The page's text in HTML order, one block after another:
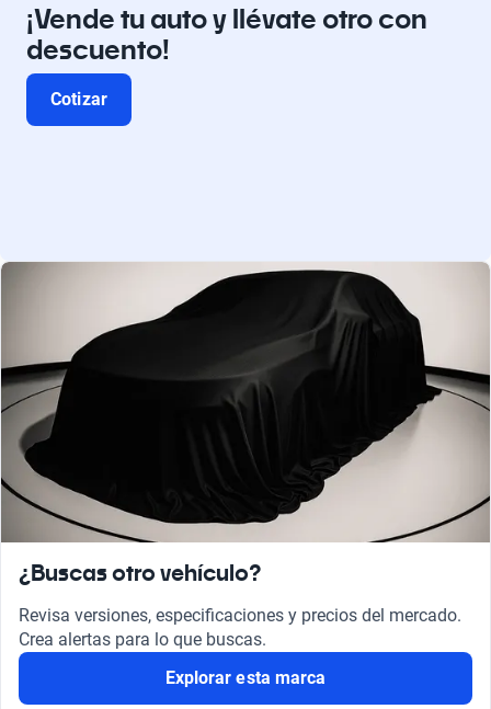
¡Vende tu auto y llévate otro con
descuento!
Cotizar
¿Buscas otro vehículo?
Revisa versiones, especificaciones y precios del mercado.
Crea alertas para lo que buscas.
Explorar esta marca